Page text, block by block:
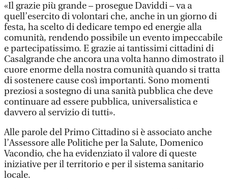
«Il grazie più grande – prosegue Daviddi – va a
quell’esercito di volontari che, anche in un giorno di
festa, ha scelto di dedicare tempo ed energie alla
comunità, rendendo possibile un evento impeccabile
e partecipatissimo. E grazie ai tantissimi cittadini di
Casalgrande che ancora una volta hanno dimostrato il
cuore enorme della nostra comunità quando si tratta
di sostenere cause così importanti. Sono momenti
preziosi a sostegno di una sanità pubblica che deve
continuare ad essere pubblica, universalistica e
davvero al servizio di tutti».
Alle parole del Primo Cittadino si è associato anche
l’Assessore alle Politiche per la Salute, Domenico
Vacondio, che ha evidenziato il valore di queste
iniziative per il territorio e per il sistema sanitario
locale.